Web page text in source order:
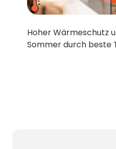
Hoher Wärmeschutz
Sommer durch beste